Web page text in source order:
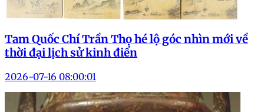
Tam Quốc Chí Trần Thọ hé lộ góc nhìn mới về
thời đại lịch sử kinh điển
2026-07-16 08:00:01